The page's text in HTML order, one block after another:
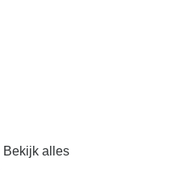
Bekijk alles